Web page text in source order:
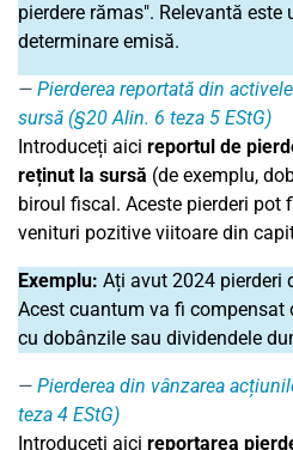
pierdere rămas". Relevantă este
determinare emisă.
Pierderea reportată din
sursă (§20 Alin. 6 teza 5 EStG)
Introduceți aici reportul de
reținut la sursă (de exemplu,
biroul fiscal. Aceste pierderi pot
venituri pozitive viitoare din
Exemplu: Ați avut 2024 pierderi
Acest cuantum va fi compensat
cu dobânzile sau dividendele
Pierderea din vânzarea
teza 4 EStG)
Introduceți aici reportarea